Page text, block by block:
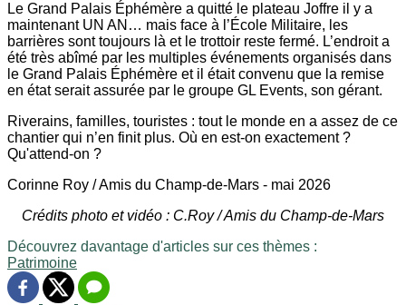
Le Grand Palais Éphémère a quitté le plateau Joffre il y a
maintenant UN AN… mais face à l’École Militaire, les
barrières sont toujours là et le trottoir reste fermé. L’endroit a
été très abîmé par les multiples événements organisés dans
le Grand Palais Éphémère et il était convenu que la remise
en état serait assurée par le groupe GL Events, son gérant.
Riverains, familles, touristes : tout le monde en a assez de ce
chantier qui n’en finit plus. Où en est-on exactement ?
Qu'attend-on ?
Corinne Roy / Amis du Champ-de-Mars - mai 2026
Crédits photo et vidéo : C.Roy / Amis du Champ-de-Mars
Découvrez davantage d'articles sur ces thèmes :
Patrimoine